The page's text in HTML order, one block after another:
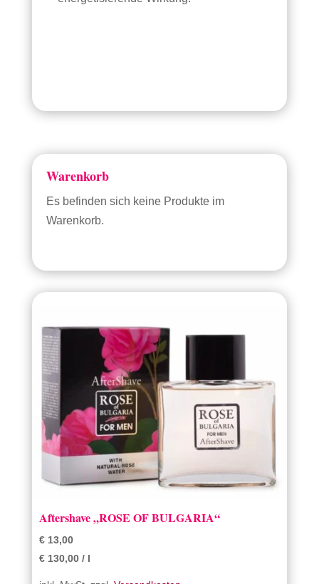
Warenkorb
Es befinden sich keine Produkte im
Warenkorb.
Aftershave „ROSE OF BULGARIA“
€13,00
€130,00/ l